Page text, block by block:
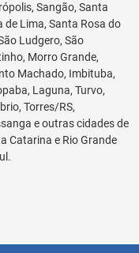
Sangão, Santa
de Lima, Santa Rosa do
Ludgero, São
Morro Grande,
Machado, Imbituba,
Laguna, Turvo,
Torres/RS,
e outras cidades de
Catarina e Rio Grande